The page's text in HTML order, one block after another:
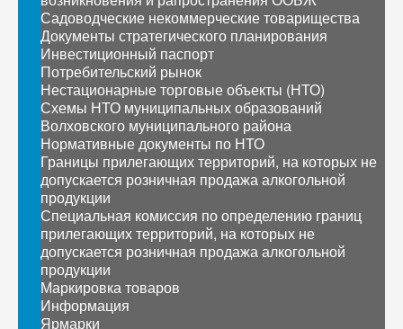
Садоводческие некоммерческие товарищества
Документы стратегического планирования
Инвестиционный паспорт
Потребительский рынок
Нестационарные торговые объекты (НТО)
Схемы НТО муниципальных образований
Волховского муниципального района
Нормативные документы по НТО
Границы прилегающих территорий, на которых не
допускается розничная продажа алкогольной
продукции
Специальная комиссия по определению границ
прилегающих территорий, на которых не
допускается розничная продажа алкогольной
продукции
Маркировка товаров
Информация
Ярмарки